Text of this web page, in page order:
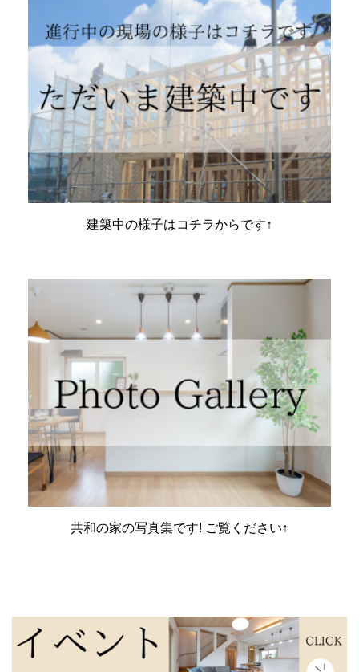
建築中の様子はコチラからです↑
共和の家の写真集です! ご覧ください↑